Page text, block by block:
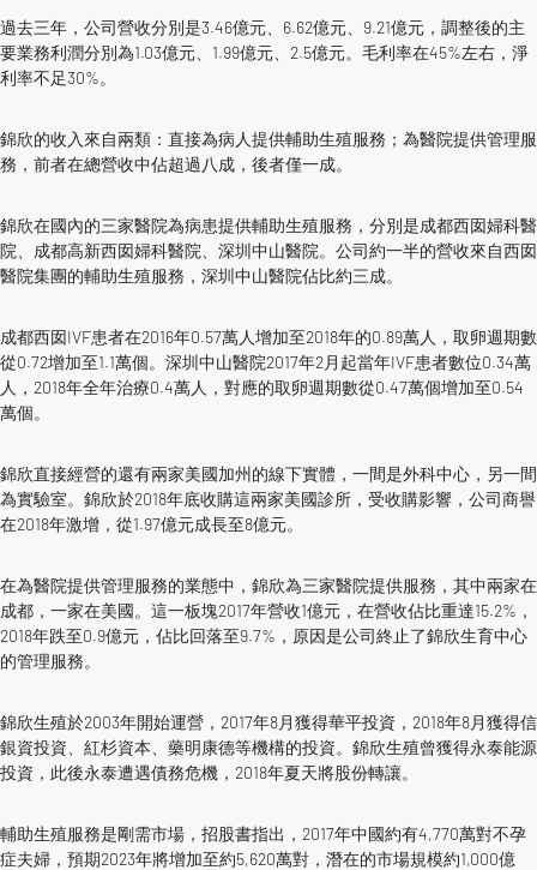
過去三年，公司營收分別是3.46億元、6.62億元、9.21億元，調整後的主
要業務利潤分別為1.03億元、1.99億元、2.5億元。毛利率在45%左右，淨
利率不足30%。
錦欣的收入來自兩類：直接為病人提供輔助生殖服務；為醫院提供管理服
務，前者在總營收中佔超過八成，後者僅一成。
錦欣在國內的三家醫院為病患提供輔助生殖服務，分別是成都西囡婦科醫
院、成都高新西囡婦科醫院、深圳中山醫院。公司約一半的營收來自西囡
醫院集團的輔助生殖服務，深圳中山醫院佔比約三成。
成都西囡IVF患者在2016年0.57萬人增加至2018年的0.89萬人，取卵週期數
從0.72增加至1.1萬個。深圳中山醫院2017年2月起當年IVF患者數位0.34萬
人，2018年全年治療0.4萬人，對應的取卵週期數從0.47萬個增加至0.54
萬個。
錦欣直接經營的還有兩家美國加州的線下實體，一間是外科中心，另一間
為實驗室。錦欣於2018年底收購這兩家美國診所，受收購影響，公司商譽
在2018年激增，從1.97億元成長至8億元。
在為醫院提供管理服務的業態中，錦欣為三家醫院提供服務，其中兩家在
成都，一家在美國。這一板塊2017年營收1億元，在營收佔比重達15.2%，
2018年跌至0.9億元，佔比回落至9.7%，原因是公司終止了錦欣生育中心
的管理服務。
錦欣生殖於2003年開始運營，2017年8月獲得華平投資，2018年8月獲得信
銀資投資、紅杉資本、藥明康德等機構的投資。錦欣生殖曾獲得永泰能源
投資，此後永泰遭遇債務危機，2018年夏天將股份轉讓。
輔助生殖服務是剛需市場，招股書指出，2017年中國約有4,770萬對不孕
症夫婦，預期2023年將增加至約5,620萬對，潛在的市場規模約1,000億